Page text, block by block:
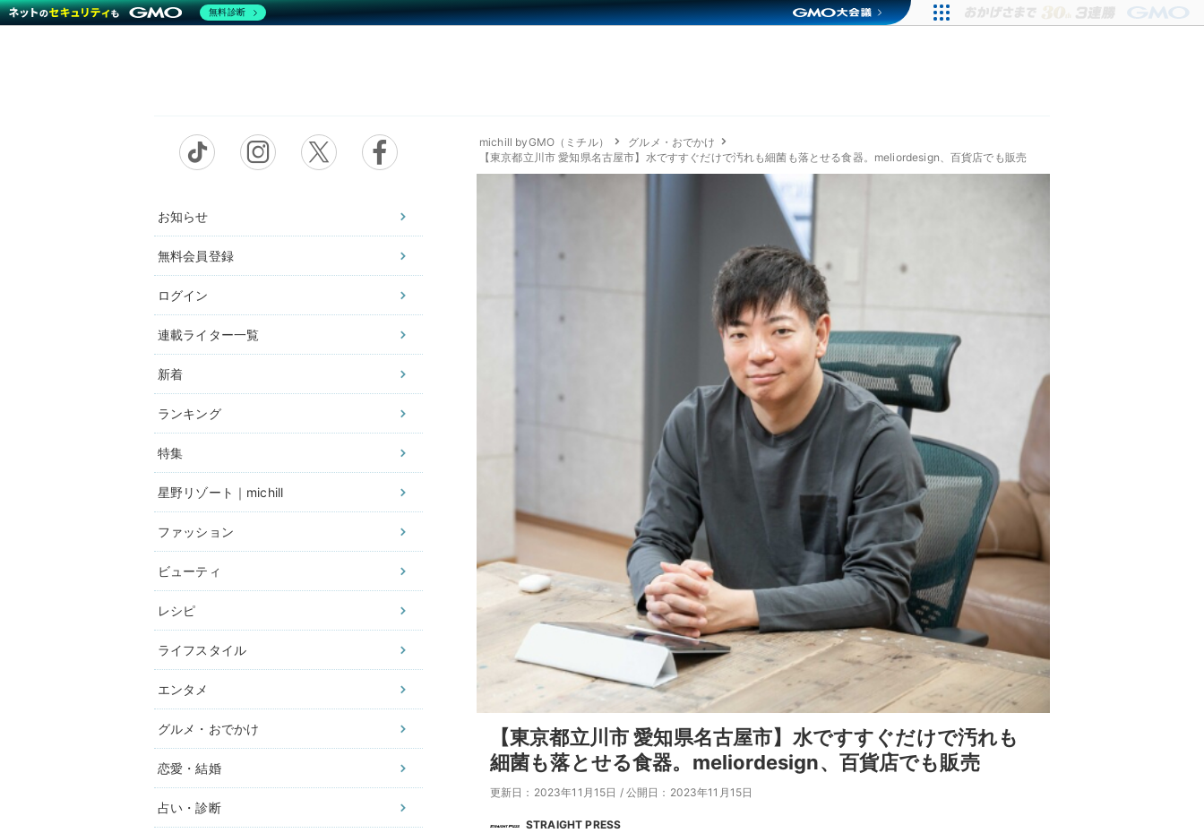
お知らせ
無料会員登録
ログイン
連載ライター一覧
新着
ランキング
特集
星野リゾート｜michill
ファッション
ビューティ
レシピ
ライフスタイル
エンタメ
グルメ・おでかけ
恋愛・結婚
占い・診断
michill byGMO（ミチル）
グルメ・おでかけ
【東京都立川市 愛知県名古屋市】水ですすぐだけで汚れも細菌も落とせる食器。meliordesign、百貨店でも販売
【東京都立川市 愛知県名古屋市】水ですすぐだけで汚れも
細菌も落とせる食器。meliordesign、百貨店でも販売
更新日：2023年11月15日 / 公開日：2023年11月15日
STRAIGHT PRESS
無料診断